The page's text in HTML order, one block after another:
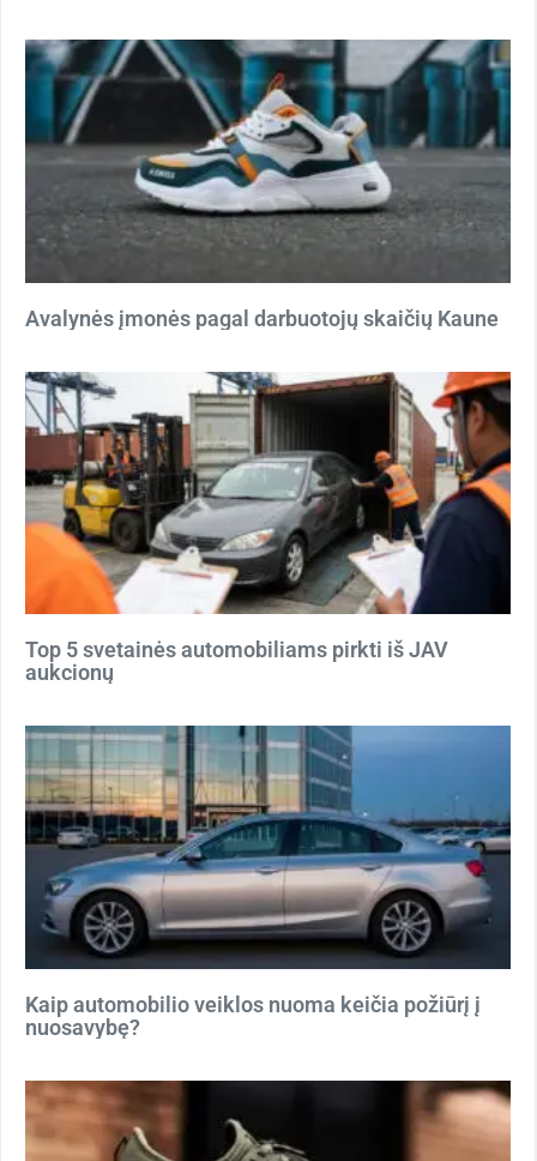
Avalynės įmonės pagal darbuotojų skaičių Kaune
Top 5 svetainės automobiliams pirkti iš JAV
aukcionų
Kaip automobilio veiklos nuoma keičia požiūrį į
nuosavybę?